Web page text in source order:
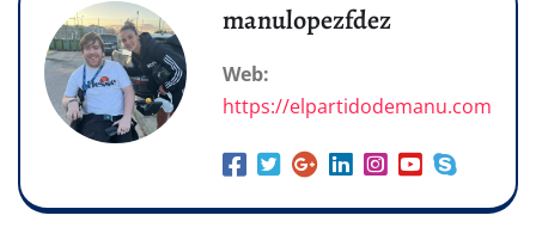
manulopezfdez
Web:
https://elpartidodemanu.com